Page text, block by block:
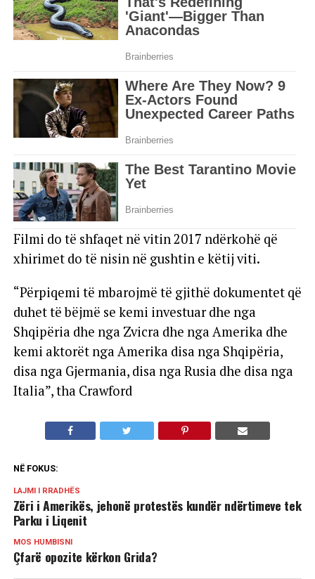
Filmi do të shfaqet në vitin 2017 ndërkohë që
xhirimet do të nisin në gushtin e këtij viti.
“Përpiqemi të mbarojmë të gjithë dokumentet që
duhet të bëjmë se kemi investuar dhe nga
Shqipëria dhe nga Zvicra dhe nga Amerika dhe
kemi aktorët nga Amerika disa nga Shqipëria,
disa nga Gjermania, disa nga Rusia dhe disa nga
Italia”, tha Crawford
NË FOKUS:
LAJMI I RRADHËS
Zëri i Amerikës, jehonë protestës kundër ndërtimeve tek
Parku i Liqenit
MOS HUMBISNI
Çfarë opozite kërkon Grida?